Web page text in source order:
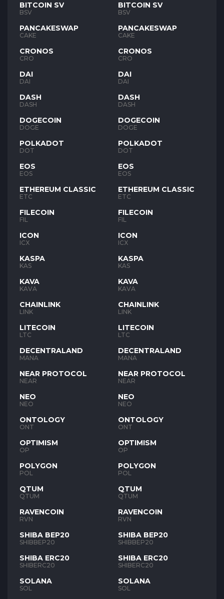
BITCOIN SV
BSV
PANCAKESWAP
CAKE
CRONOS
CRO
DAI
DAI
DASH
DASH
DOGECOIN
DOGE
POLKADOT
DOT
EOS
EOS
ETHEREUM CLASSIC
ETC
FILECOIN
FIL
ICON
ICX
KASPA
KAS
KAVA
KAVA
CHAINLINK
LINK
LITECOIN
LTC
DECENTRALAND
MANA
NEAR PROTOCOL
NEAR
NEO
NEO
ONTOLOGY
ONT
OPTIMISM
OP
POLYGON
POL
QTUM
QTUM
RAVENCOIN
RVN
SHIBA BEP20
SHIBBEP20
SHIBA ERC20
SHIBERC20
SOLANA
SOL
BITCOIN SV
BSV
PANCAKESWAP
CAKE
CRONOS
CRO
DAI
DAI
DASH
DASH
DOGECOIN
DOGE
POLKADOT
DOT
EOS
EOS
ETHEREUM CLASSIC
ETC
FILECOIN
FIL
ICON
ICX
KASPA
KAS
KAVA
KAVA
CHAINLINK
LINK
LITECOIN
LTC
DECENTRALAND
MANA
NEAR PROTOCOL
NEAR
NEO
NEO
ONTOLOGY
ONT
OPTIMISM
OP
POLYGON
POL
QTUM
QTUM
RAVENCOIN
RVN
SHIBA BEP20
SHIBBEP20
SHIBA ERC20
SHIBERC20
SOLANA
SOL